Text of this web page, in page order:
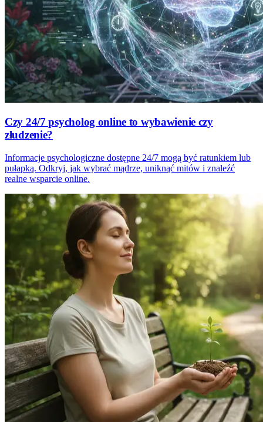
Czy 24/7 psycholog online to wybawienie czy
złudzenie?
Informacje psychologiczne dostępne 24/7 mogą być ratunkiem lub
pułapką. Odkryj, jak wybrać mądrze, uniknąć mitów i znaleźć
realne wsparcie online.